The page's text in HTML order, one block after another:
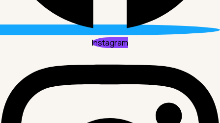
Instagram